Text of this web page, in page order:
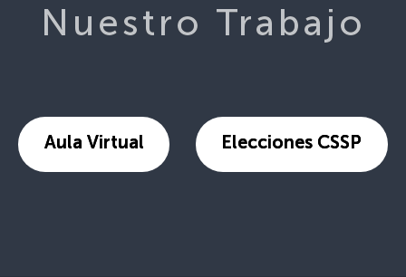
Nuestro Trabajo
Aula Virtual Elecciones CSSP